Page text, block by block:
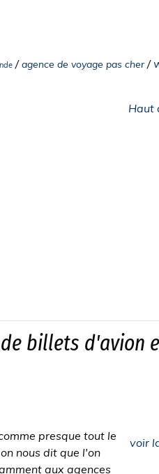
/agence de voyage pas cher/
Haut
billets d'avion
voir
presque tout le
nous dit que l'on
aux agences